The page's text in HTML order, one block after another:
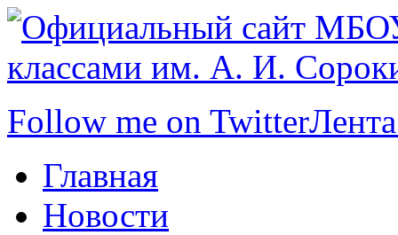
Follow me on Twitter
Главная
Новости